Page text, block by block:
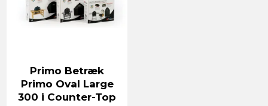
Primo Betræk
Primo Oval Large
300 i Counter-Top